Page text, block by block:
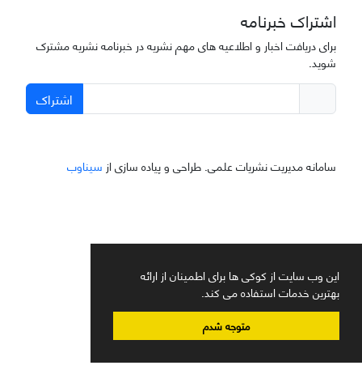
این وب سایت از کوکی ها برای اطمینان از ارائه
بهترین خدمات استفاده می کند.
متوجه شدم
اشتراک خبرنامه
برای دریافت اخبار و اطلاعیه های مهم نشریه در خبرنامه نشریه مشترک
شوید.
اشتراک
سامانه مدیریت نشریات علمی. طراحی و پیاده سازی از سیناوب